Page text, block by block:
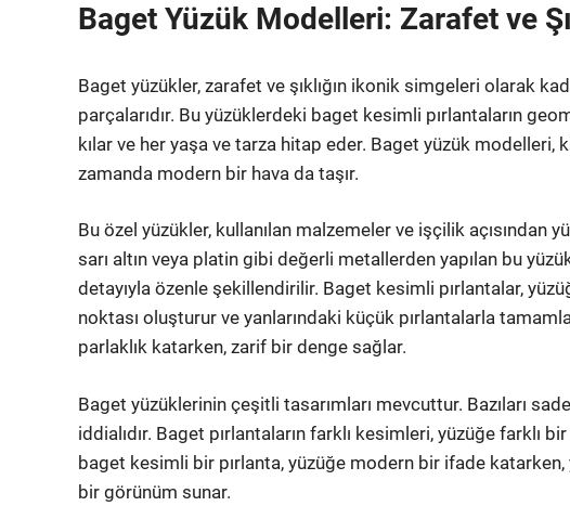
Baget Yüzük Modelleri: Zarafet ve
Baget yüzükler, zarafet ve şıklığın ikonik simgeleri olarak
parçalarıdır. Bu yüzüklerdeki baget kesimli pırlantaların
kılar ve her yaşa ve tarza hitap eder. Baget yüzük modelleri,
zamanda modern bir hava da taşır.
Bu özel yüzükler, kullanılan malzemeler ve işçilik açısından
sarı altın veya platin gibi değerli metallerden yapılan bu
detayıyla özenle şekillendirilir. Baget kesimli pırlantalar,
noktası oluşturur ve yanlarındaki küçük pırlantalarla
parlaklık katarken, zarif bir denge sağlar.
Baget yüzüklerinin çeşitli tasarımları mevcuttur. Bazıları
iddialıdır. Baget pırlantaların farklı kesimleri, yüzüğe farklı
baget kesimli bir pırlanta, yüzüğe modern bir ifade
bir görünüm sunar.